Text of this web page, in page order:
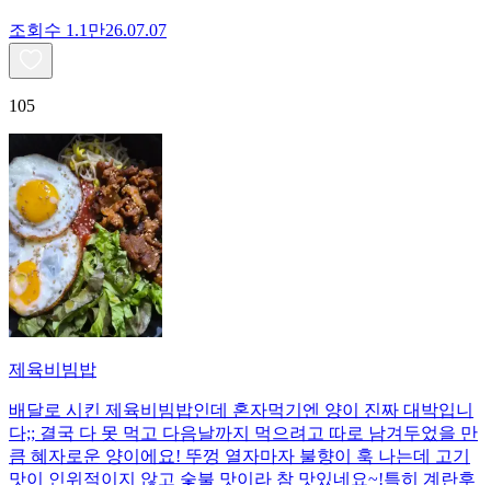
조회수 1.1만26.07.07
105
제육비빔밥
배달로 시킨 제육비빔밥인데 혼자먹기엔 양이 진짜 대박입니
다;; 결국 다 못 먹고 다음날까지 먹으려고 따로 남겨두었을 만
큼 혜자로운 양이에요! 뚜껑 열자마자 불향이 훅 나는데 고기
맛이 인위적이지 않고 숯불 맛이라 참 맛있네요~!특히 계란후